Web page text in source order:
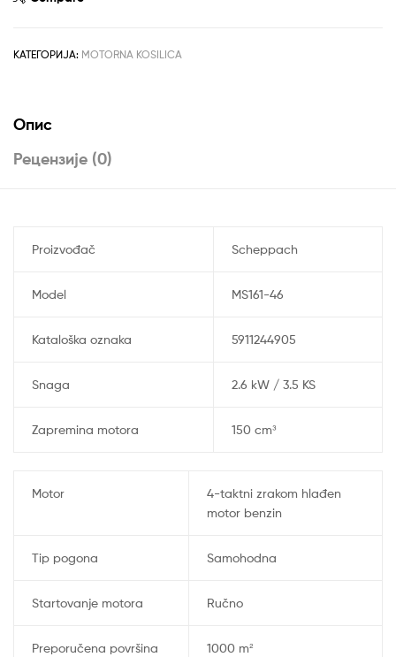
3.5
КАТЕГОРИЈА: MOTORNA KOSILICA
Опис
Рецензије (0)
Proizvođač Scheppach
Model MS161-46
Kataloška oznaka 5911244905
Snaga 2.6 kW / 3.5 KS
Zapremina motora 150 cm³
Motor
4-taktni zrakom hlađen
motor benzin
Tip pogona Samohodna
Startovanje motora Ručno
Preporučena površina
1000 m²